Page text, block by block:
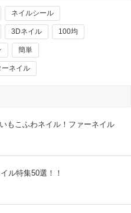
ネイルシール
3Dネイル 100均
簡単
ーネイル
もこふわネイル！ファーネイル
ル特集50選！！